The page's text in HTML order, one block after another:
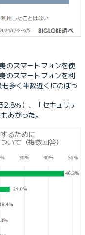
のスマートフォンを使
のスマートフォンを利
多く半数近くにのぼっ
％）、「セキュリテ
あがった。